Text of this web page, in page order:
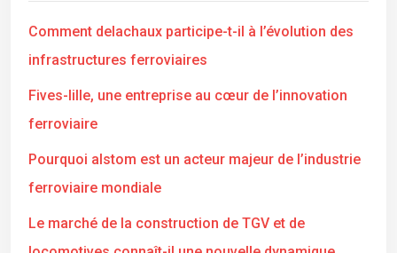
Comment delachaux participe-t-il à l’évolution des
infrastructures ferroviaires
Fives-lille, une entreprise au cœur de l’innovation
ferroviaire
Pourquoi alstom est un acteur majeur de l’industrie
ferroviaire mondiale
Le marché de la construction de TGV et de